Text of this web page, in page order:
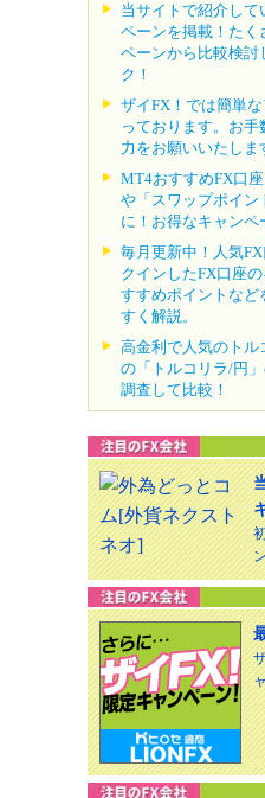
当サイトで紹介して
ペーンを掲載！たく
ペーンから比較検討
ク！
ザイFX！では簡単
っております。お
力をお願いいたしま
MT4おすすめFX口
や「スワップポイン
に！お得なキャンペ
毎月更新中！人気
クインしたFX口座
すすめポイントなど
すく解説。
高金利で人気のトル
の「トルコリラ/円
調査して比較！